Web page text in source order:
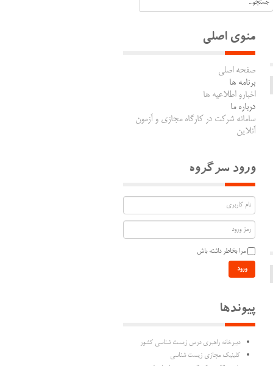
منوی اصلی
صفحه اصلی
برنامه ها
اخبارو اطلاعیه ها
درباره ما
سامانه شرکت در کارگاه مجازی و آزمون
آنلاین
ورود سرگروه
مرا بخاطر داشته باش
ورود
پیوندها
دبیرخانه راهبری درس زیست شناسی کشور
کلینیک مجازی زیست شناسی